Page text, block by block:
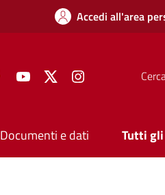
Accedi all'area
FacebookYouTube Twitter
Documenti e dati Tutti